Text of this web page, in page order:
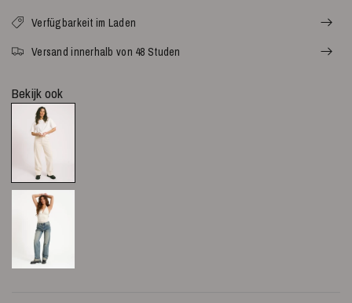
Verfügbarkeit im Laden
Versand innerhalb von 48 Studen
Bekijk ook